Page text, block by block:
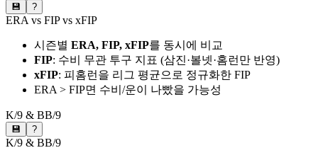
💾 ?
ERA vs FIP vs xFIP
시즌별 ERA, FIP, xFIP를 동시에 비교
FIP: 수비 무관 투구 지표 (삼진·볼넷·홈런만 반영)
xFIP: 피홈런을 리그 평균으로 정규화한 FIP
ERA > FIP면 수비/운이 나빴을 가능성
K/9 & BB/9
💾 ?
K/9 & BB/9